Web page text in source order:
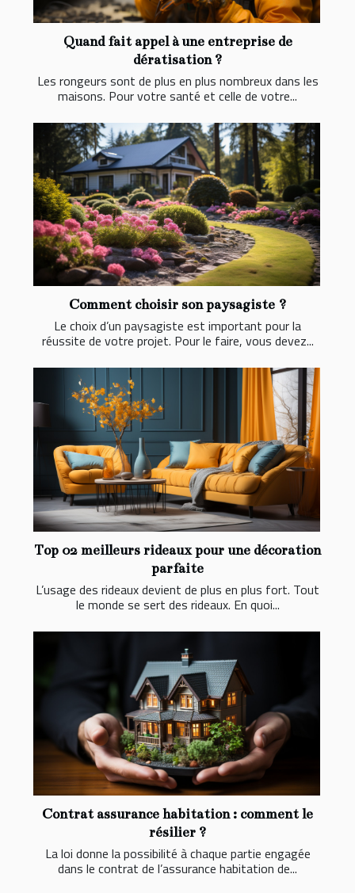
Quand fait appel à une entreprise de
dératisation ?
Les rongeurs sont de plus en plus nombreux dans les
maisons. Pour votre santé et celle de votre...
Comment choisir son paysagiste ?
Le choix d’un paysagiste est important pour la
réussite de votre projet. Pour le faire, vous devez...
Top 02 meilleurs rideaux pour une décoration
parfaite
L’usage des rideaux devient de plus en plus fort. Tout
le monde se sert des rideaux. En quoi...
Contrat assurance habitation : comment le
résilier ?
La loi donne la possibilité à chaque partie engagée
dans le contrat de l’assurance habitation de...